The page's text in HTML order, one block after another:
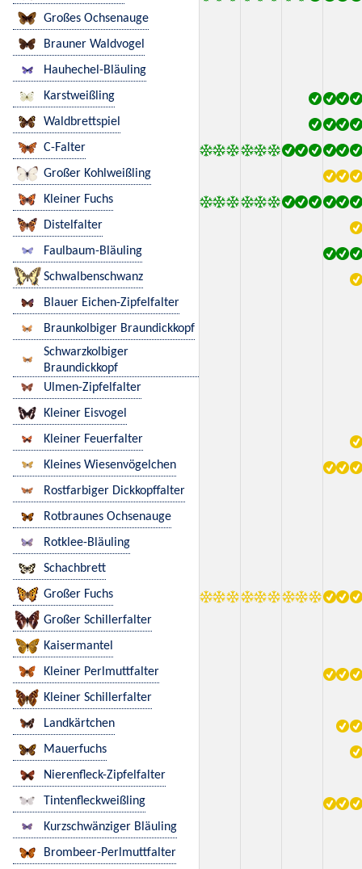
Großes Ochsenauge
Brauner Waldvogel
Hauhechel-Bläuling
Karstweißling
Waldbrettspiel
C-Falter
Großer Kohlweißling
Kleiner Fuchs
Distelfalter
Faulbaum-Bläuling
Schwalbenschwanz
Blauer Eichen-Zipfelfalter
Braunkolbiger Braundickkopf
Schwarzkolbiger
Braundickkopf
Ulmen-Zipfelfalter
Kleiner Eisvogel
Kleiner Feuerfalter
Kleines Wiesenvögelchen
Rostfarbiger Dickkopffalter
Rotbraunes Ochsenauge
Rotklee-Bläuling
Schachbrett
Großer Fuchs
Großer Schillerfalter
Kaisermantel
Kleiner Perlmuttfalter
Kleiner Schillerfalter
Landkärtchen
Mauerfuchs
Nierenfleck-Zipfelfalter
Tintenfleckweißling
Kurzschwänziger Bläuling
Brombeer-Perlmuttfalter